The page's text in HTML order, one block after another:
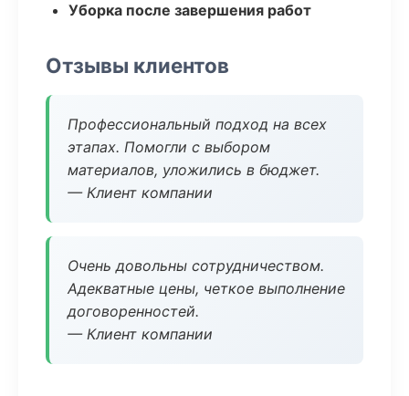
Уборка после завершения работ
Отзывы клиентов
Профессиональный подход на всех
этапах. Помогли с выбором
материалов, уложились в бюджет.
— Клиент компании
Очень довольны сотрудничеством.
Адекватные цены, четкое выполнение
договоренностей.
— Клиент компании